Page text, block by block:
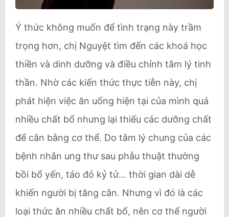
Ý thức không muốn để tình trạng này trầm
trọng hơn, chị Nguyệt tìm đến các khoá học
thiền và dinh dưỡng và điều chỉnh tâm lý tinh
thần. Nhờ các kiến thức thực tiễn này, chị
phát hiện việc ăn uống hiện tại của mình quá
nhiều chất bổ nhưng lại thiếu các dưỡng chất
để cân bằng cơ thể. Do tâm lý chung của các
bệnh nhân ung thư sau phẫu thuật thường
bồi bổ yến, táo đỏ kỷ tử… thời gian dài dễ
khiến người bị tăng cân. Nhưng vì đó là các
loại thức ăn nhiều chất bổ, nên cơ thể người